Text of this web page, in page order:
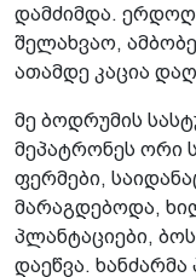
დამძიმდა.
შელახვაო,
ათამდე კაცია
მე ბოდრუმის
მეპატრონეს ორი
ფერმები,
მარაგდებოდა,
პლანტაციები,
დაეწვა.